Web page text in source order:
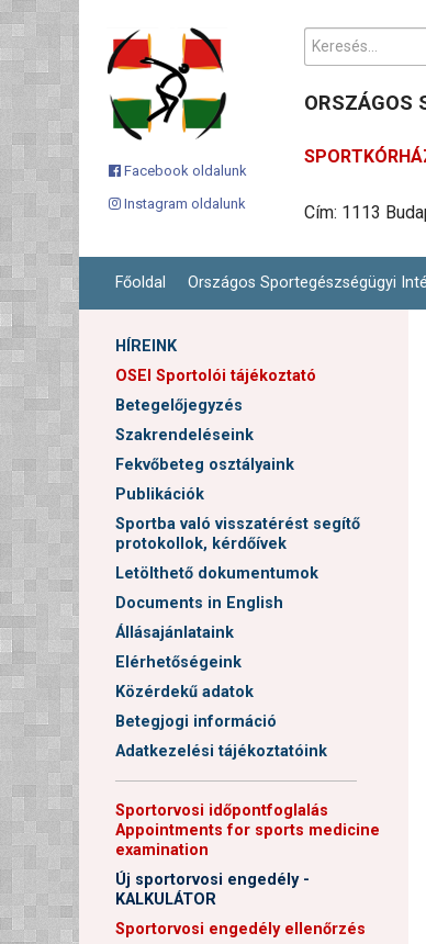
Facebook oldalunk
Instagram oldalunk
Keresés...
ORSZÁGOS
Cím: 1113
Főoldal Országos Sportegészségügyi
HÍREINK
OSEI Sportolói tájékoztató
Betegelőjegyzés
Szakrendeléseink
Fekvőbeteg osztályaink
Publikációk
Sportba való visszatérést segítő
protokollok, kérdőívek
Letölthető dokumentumok
Documents in English
Állásajánlataink
Elérhetőségeink
Közérdekű adatok
Betegjogi információ
Adatkezelési tájékoztatóink
──────────────────────
Sportorvosi időpontfoglalás
Appointments for sports medicine
examination
Új sportorvosi engedély -
KALKULÁTOR
Sportorvosi engedély ellenőrzés